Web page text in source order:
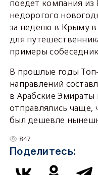
поедет компания из
недорогого
за неделю в Крыму
для
примеры
В прошлые годы
направлений
в Арабские Эмираты
отправлялись
был дешевле
847
Поделитесь: